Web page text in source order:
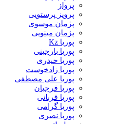
پرواز
پرویز پرستویی
پژمان موسوی
پژمان مینویی
پوریا Kz
پوریا بارجینی
پوریا حیدری
پوریا زادخوست
پوریا علی مصطفی
پوریا فرجیان
پوریا قربانی
پوریا گرامی
پوریا نصری